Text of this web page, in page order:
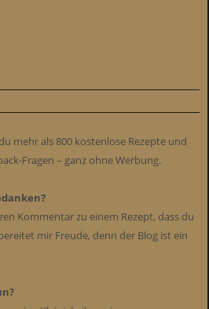
mehr als 800 kostenlose Rezepte und
Fragen – ganz ohne Werbung.
Kommentar zu einem Rezept, dass du
mir Freude, denn der Blog ist ein